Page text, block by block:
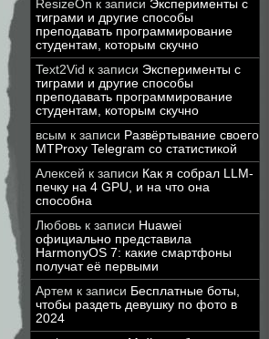
ResizeOn к записи Эксперименты с
тиграми и другие способы
преподавать программирование
студентам, которым скучно
Text2Vid к записи Эксперименты с
тиграми и другие способы
преподавать программирование
студентам, которым скучно
всым к записи Развёртывание своего
MTProxy Telegram со статистикой
Алексей к записи Как я собрал LLM-
печку на 4 GPU, и на что она
способна
Любовь к записи Huawei
официально представила
HarmonyOS 7: какие смартфоны
получат её первыми
Артем к записи Бесплатные боты,
чтобы раздеть девушку по фото в
2024